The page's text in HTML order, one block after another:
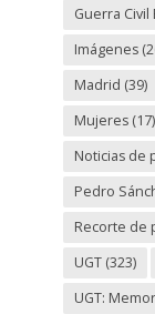
Guerra Civil
Imágenes
Madrid (39)
Mujeres(17)
Noticias de
Pedro
Recorte de
UGT(323)
UGT: